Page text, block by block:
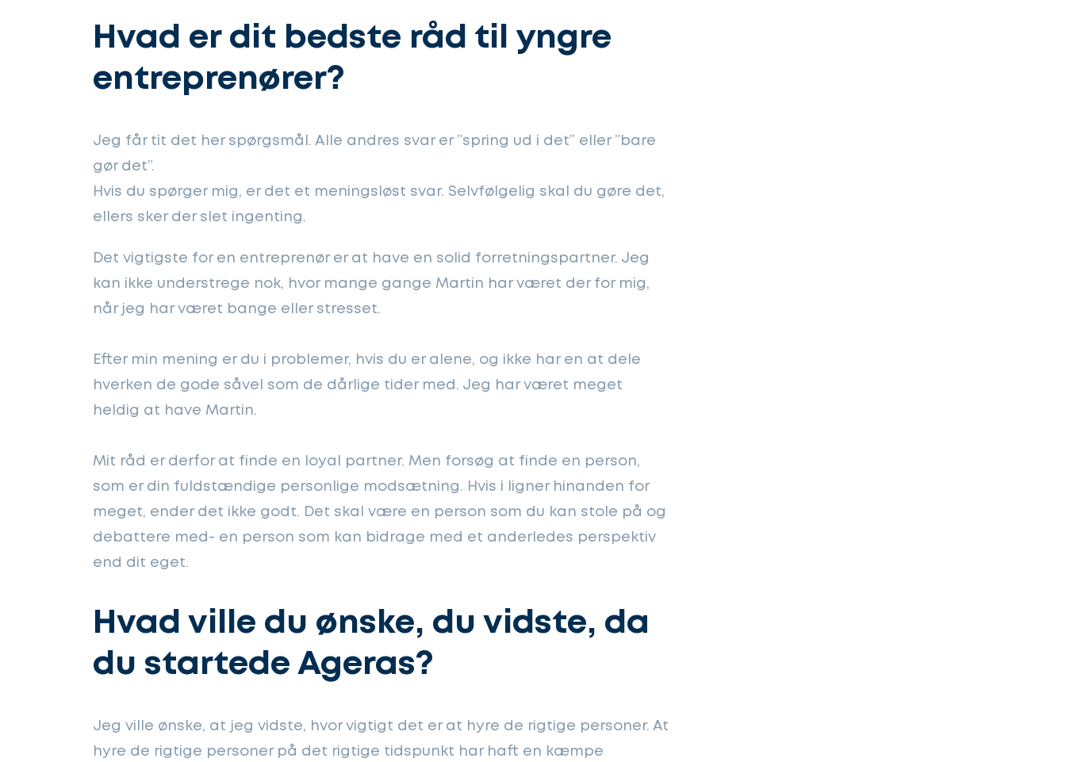
Hvad er dit bedste råd til yngre
entreprenører?
Jeg får tit det her spørgsmål. Alle andres svar er ”spring ud i det” eller ”bare
gør det”.
Hvis du spørger mig, er det et meningsløst svar. Selvfølgelig skal du gøre det,
ellers sker der slet ingenting.
Det vigtigste for en entreprenør er at have en solid forretningspartner. Jeg
kan ikke understrege nok, hvor mange gange Martin har været der for mig,
når jeg har været bange eller stresset.
Efter min mening er du i problemer, hvis du er alene, og ikke har en at dele
hverken de gode såvel som de dårlige tider med. Jeg har været meget
heldig at have Martin.
Mit råd er derfor at finde en loyal partner. Men forsøg at finde en person,
som er din fuldstændige personlige modsætning. Hvis i ligner hinanden for
meget, ender det ikke godt. Det skal være en person som du kan stole på og
debattere med- en person som kan bidrage med et anderledes perspektiv
end dit eget.
Hvad ville du ønske, du vidste, da
du startede Ageras?
Jeg ville ønske, at jeg vidste, hvor vigtigt det er at hyre de rigtige personer. At
hyre de rigtige personer på det rigtige tidspunkt har haft en kæmpe